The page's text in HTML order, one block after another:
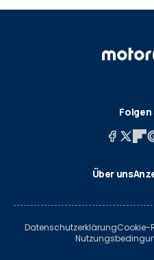
Folgen
Über uns
DatenschutzerklärungCookie-